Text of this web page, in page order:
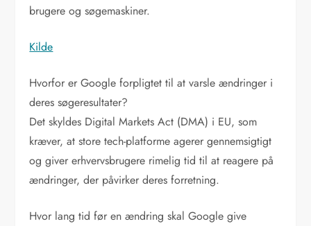
brugere og søgemaskiner.
Kilde
Hvorfor er Google forpligtet til at varsle ændringer i
deres søgeresultater?
Det skyldes Digital Markets Act (DMA) i EU, som
kræver, at store tech-platforme agerer gennemsigtigt
og giver erhvervsbrugere rimelig tid til at reagere på
ændringer, der påvirker deres forretning.
Hvor lang tid før en ændring skal Google give